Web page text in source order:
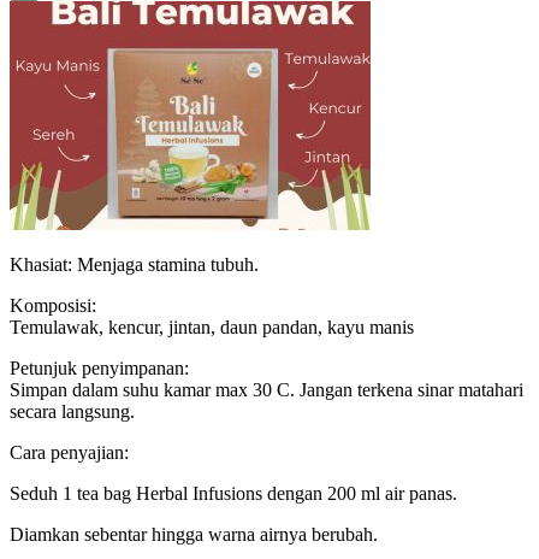
Khasiat: Menjaga stamina tubuh.
Komposisi:
Temulawak, kencur, jintan, daun pandan, kayu manis
Petunjuk penyimpanan:
Simpan dalam suhu kamar max 30 C. Jangan terkena sinar matahari
secara langsung.
Cara penyajian:
Seduh 1 tea bag Herbal Infusions dengan 200 ml air panas.
Diamkan sebentar hingga warna airnya berubah.